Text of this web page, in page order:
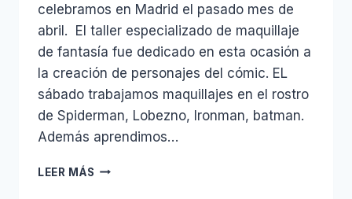
celebramos en Madrid el pasado mes de
abril. El taller especializado de maquillaje
de fantasía fue dedicado en esta ocasión a
la creación de personajes del cómic. EL
sábado trabajamos maquillajes en el rostro
de Spiderman, Lobezno, Ironman, batman.
Además aprendimos…
LEER MÁS CURSO